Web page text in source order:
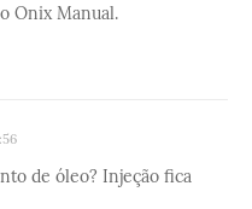
Onix Manual.
de óleo? Injeção fica